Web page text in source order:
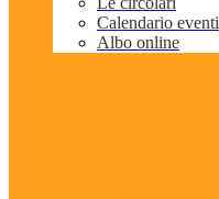
Calendario eventi
Albo online